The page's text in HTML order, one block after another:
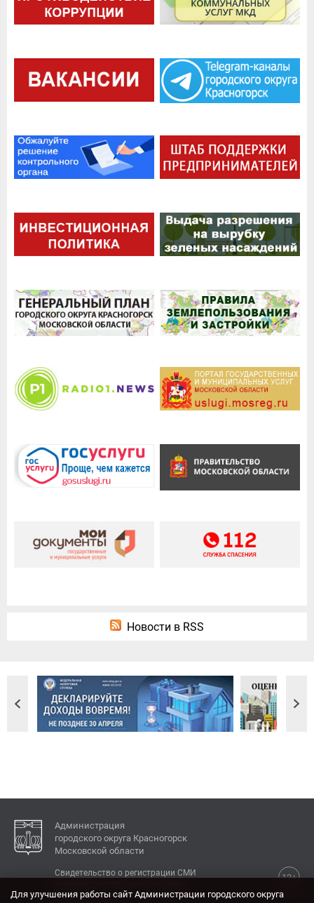
Новости в RSS
Администрация
городского округа Красногорск
Московской области
12+
Свидетельство о регистрации СМИ
Для улучшения работы сайт Администрации городского округа